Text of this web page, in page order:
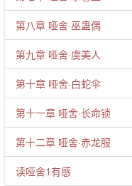
第八章 哑舍·巫蛊偶
第九章 哑舍·虞美人
第十章 哑舍·白蛇伞
第十一章 哑舍·长命锁
第十二章 哑舍·赤龙服
读哑舍1有感